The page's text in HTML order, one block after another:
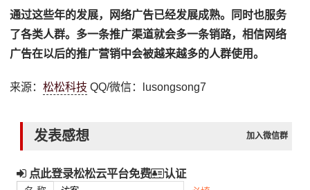
通过这些年的发展，网络广告已经发展成熟。同时也服务
了各类人群。多一条推广渠道就会多一条销路，相信网络
广告在以后的推广营销中会被越来越多的人群使用。
来源：松松科技 QQ/微信：lusongsong7
发表感想 加入微信群
点此登录松松云平台免费 认证